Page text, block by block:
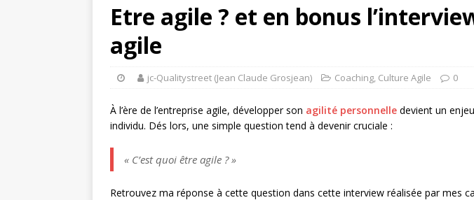
Etre agile ? et en bonus
agile
jc-Qualitystreet (Jean Claude Grosjean) Coaching, Culture Agile 0
À l’ère de l’entreprise agile, développer son agilité personnelle devient un
individu. Dés lors, une simple question tend à devenir cruciale :
« C’est quoi être agile ? »
Retrouvez ma réponse à cette question dans cette interview réalisée par mes